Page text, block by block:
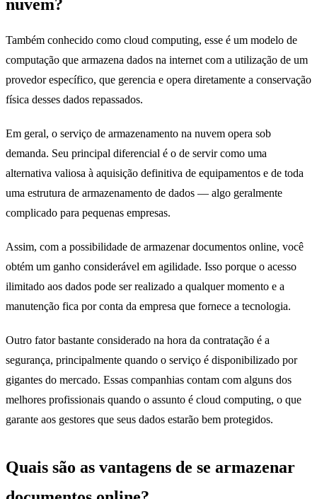
nuvem?
Também conhecido como cloud computing, esse é um modelo de
computação que armazena dados na internet com a utilização de um
provedor específico, que gerencia e opera diretamente a conservação
física desses dados repassados.
Em geral, o serviço de armazenamento na nuvem opera sob
demanda. Seu principal diferencial é o de servir como uma
alternativa valiosa à aquisição definitiva de equipamentos e de toda
uma estrutura de armazenamento de dados — algo geralmente
complicado para pequenas empresas.
Assim, com a possibilidade de armazenar documentos online, você
obtém um ganho considerável em agilidade. Isso porque o acesso
ilimitado aos dados pode ser realizado a qualquer momento e a
manutenção fica por conta da empresa que fornece a tecnologia.
Outro fator bastante considerado na hora da contratação é a
segurança, principalmente quando o serviço é disponibilizado por
gigantes do mercado. Essas companhias contam com alguns dos
melhores profissionais quando o assunto é cloud computing, o que
garante aos gestores que seus dados estarão bem protegidos.
Quais são as vantagens de se armazenar